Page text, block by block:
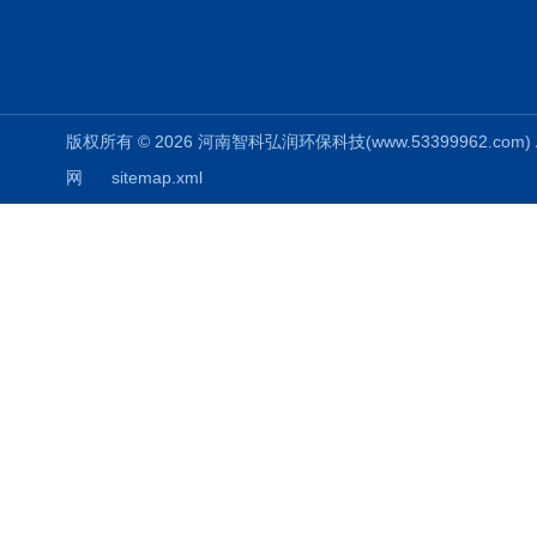
版权所有 © 2026 河南智科弘润环保科技
网
sitemap.xml